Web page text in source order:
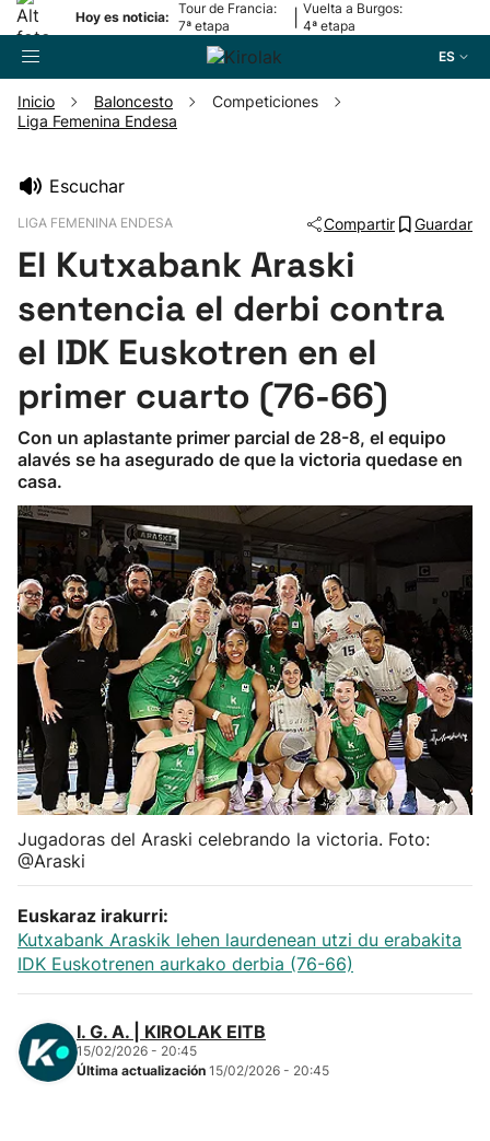
Hoy es noticia:
Tour de Francia:
7ª etapa
Vuelta a Burgos:
4ª etapa
ES
Fútbol
Pelota
Remo
Baloncesto
Ciclismo
Herri-kirolak
Balonmano
Kirolak 360
Atletismo
Carreras de montaña
"Helmuga"
Inicio Baloncesto
Competiciones
Liga Femenina Endesa
Escuchar
LIGA FEMENINA ENDESA Compartir Guardar
El Kutxabank Araski
sentencia el derbi contra
el IDK Euskotren en el
primer cuarto (76-66)
Con un aplastante primer parcial de 28-8, el equipo
alavés se ha asegurado de que la victoria quedase en
casa.
Jugadoras del Araski celebrando la victoria. Foto:
@Araski
Euskaraz irakurri:
Kutxabank Araskik lehen laurdenean utzi du erabakita
IDK Euskotrenen aurkako derbia (76-66)
I. G. A. | KIROLAK EITB
15/02/2026 - 20:45
Última actualización 15/02/2026 - 20:45